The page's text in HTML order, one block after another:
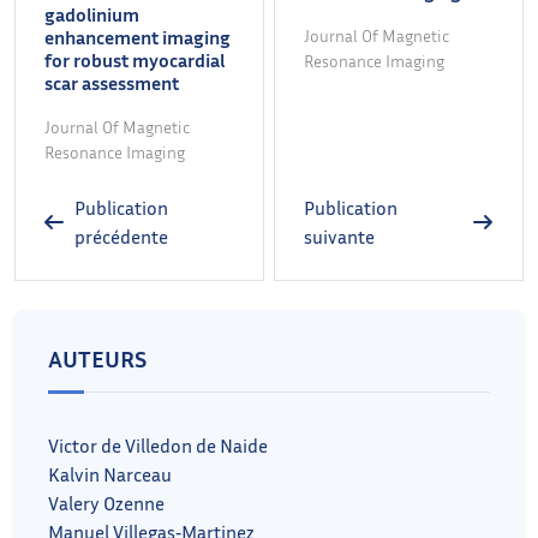
gadolinium
enhancement imaging
for robust myocardial
scar assessment
Journal Of Magnetic
Resonance Imaging
Publication
précédente
Journal Of Magnetic
Resonance Imaging
Publication
suivante
AUTEURS
Victor de Villedon de Naide
Kalvin Narceau
Valery Ozenne
Manuel Villegas‐Martinez